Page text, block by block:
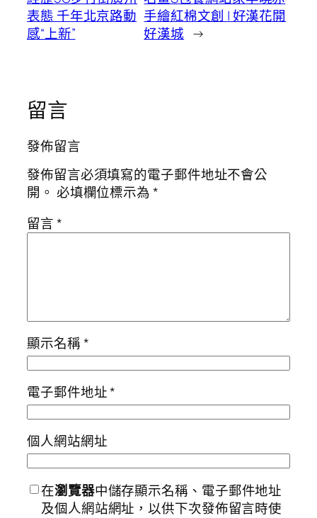
表態 千年北京路動
感“上新”
手繪紅棉文創 | 好漢花開
好漢城 →
留言
發佈留言
發佈留言必須填寫的電子郵件地址不會公
開。 必填欄位標示為*
留言*
顯示名稱*
電子郵件地址*
個人網站網址
在瀏覽器中儲存顯示名稱、電子郵件地址
及個人網站網址，以供下次發佈留言時使